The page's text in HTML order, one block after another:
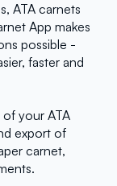
ATA carnets
App makes
possible -
faster and
of your ATA
export of
carnet,